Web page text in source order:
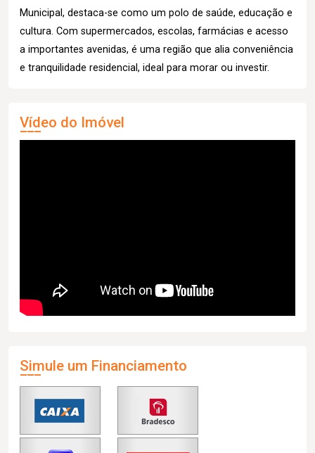
Municipal, destaca-se como um polo de saúde, educação e
cultura. Com supermercados, escolas, farmácias e acesso
a importantes avenidas, é uma região que alia conveniência
e tranquilidade residencial, ideal para morar ou investir.
Vídeo do Imóvel
Simule um Financiamento